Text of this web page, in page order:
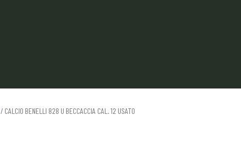
/ CALCIO BENELLI 828 U BECCACCIA CAL. 12 USATO